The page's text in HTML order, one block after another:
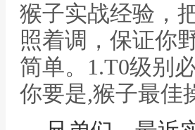
猴子实战经验，
照着调，保证你
简单。1.T0级别
你要是,猴子最佳